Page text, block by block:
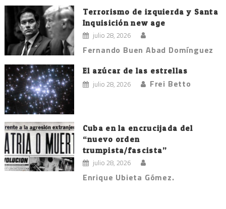
Terrorismo de izquierda y Santa
Inquisición new age
julio 28, 2026
Fernando Buen Abad Domínguez
El azúcar de las estrellas
julio 28, 2026 Frei Betto
Cuba en la encrucijada del
“nuevo orden
trumpista/fascista”
julio 28, 2026
Enrique Ubieta Gómez.